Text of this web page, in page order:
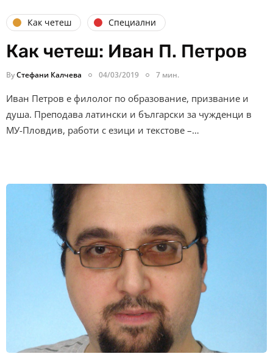
Как четеш Специални
Как четеш: Иван П. Петров
ByСтефани Калчева 04/03/2019 7 мин.
Иван Петров е филолог по образование, призвание и
душа. Преподава латински и български за чужденци в
МУ-Пловдив, работи с езици и текстове –…